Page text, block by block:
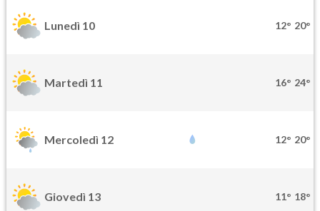
Lunedì 10 12° 20°
Martedì 11 16° 24°
Mercoledì 12 12° 20°
Giovedì 13 11° 18°